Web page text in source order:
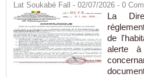
Lat Soukabé Fall - 02/07/2026 - 0
La
de
alerte à